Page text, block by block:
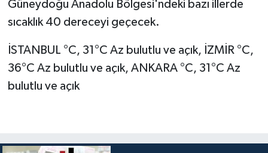
Güneydoğu Anadolu Bölgesi'ndeki bazı illerde
sıcaklık 40 dereceyi geçecek.
İSTANBUL °C, 31°C Az bulutlu ve açık, İZMİR °C,
36°C Az bulutlu ve açık, ANKARA °C, 31°C Az
bulutlu ve açık